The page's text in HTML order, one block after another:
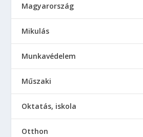
Magyarország
Mikulás
Munkavédelem
Műszaki
Oktatás, iskola
Otthon